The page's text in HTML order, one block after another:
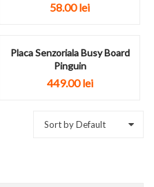
58.00lei
Placa Senzoriala Busy Board
Pinguin
449.00lei
Sort by Default